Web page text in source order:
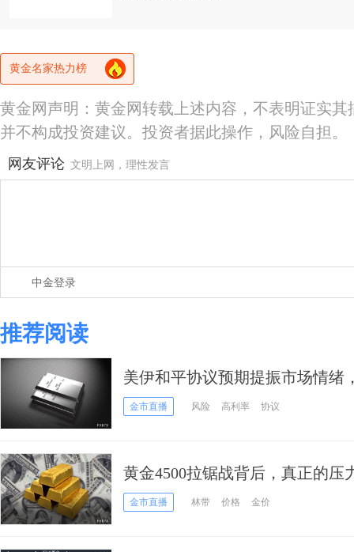
黄金名家热力榜
黄金网声明：黄金网转载上述内容，不表明证实
并不构成投资建议。投资者据此操作，风险自担。
网友评论 文明上网，理性发言
中金登录
推荐阅读
美伊和平协议预期提振市场情绪
金市直播 风险 高利率 协议
黄金4500拉锯战背后，真正的压
金市直播 林带 价格 金价